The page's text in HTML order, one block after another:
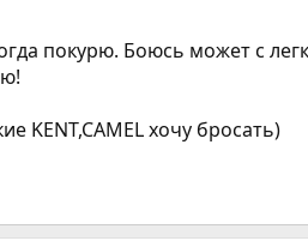
покурю. Боюсь может с
KENT,CAMEL хочу бросать)